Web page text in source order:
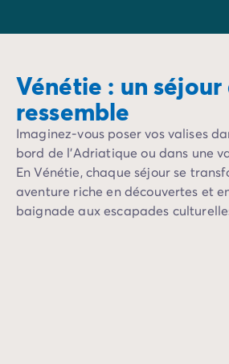
Vénétie : un séjour
ressemble
Imaginez-vous poser vos valises
bord de l’Adriatique ou dans une
En Vénétie, chaque séjour se
aventure riche en découvertes et
baignade aux escapades